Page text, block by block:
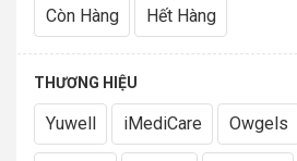
Còn Hàng Hết Hàng
THƯƠNG HIỆU
Yuwell iMediCare Owgels